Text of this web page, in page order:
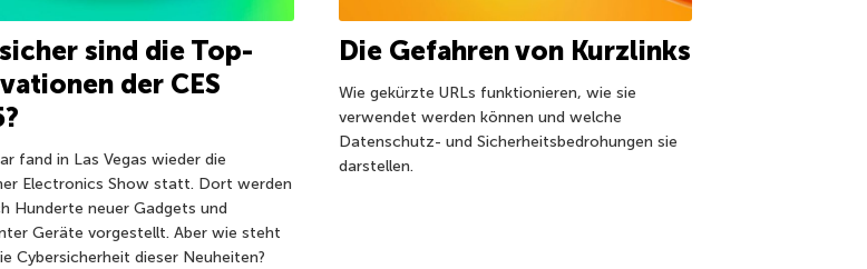
sind die Top-
der CES
fand in Las Vegas wieder die
Electronics Show statt. Dort werden
Hunderte neuer Gadgets und
Geräte vorgestellt. Aber wie steht
Cybersicherheit dieser Neuheiten?
Die Gefahren von Kurzlinks
Wie gekürzte URLs funktionieren, wie sie
verwendet werden können und welche
Datenschutz- und Sicherheitsbedrohungen sie
darstellen.